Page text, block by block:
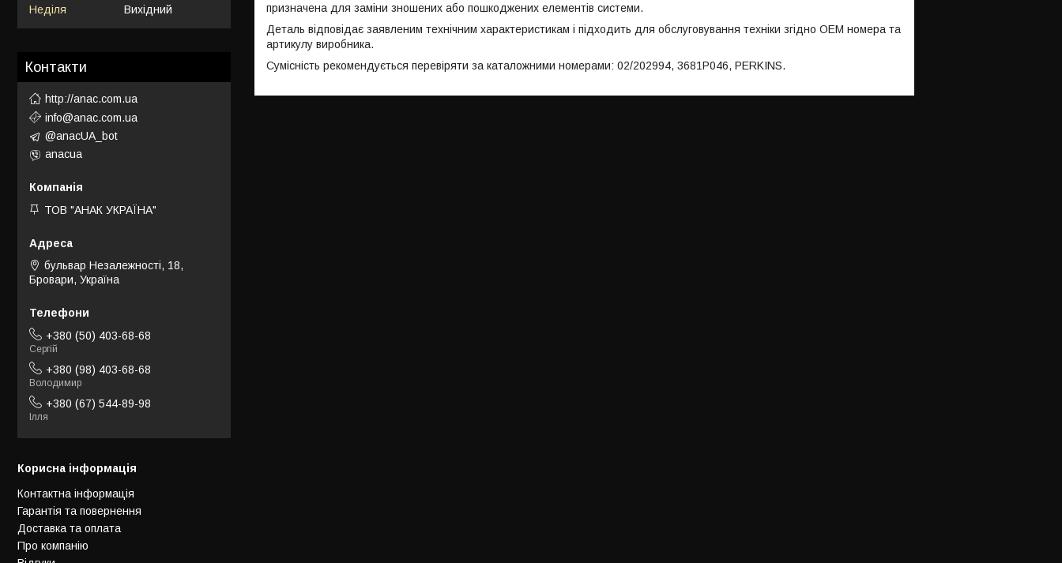
призначена для заміни зношених або пошкоджених елементів системи.
Деталь відповідає заявленим технічним характеристикам і підходить для обслуговування техніки згідно OEM номера та
артикулу виробника.
Сумісність рекомендується перевіряти за каталожними номерами: 02/202994, 3681P046, PERKINS.
Неділя
Вихідний
Контакти
http://anac.com.ua
info@anac.com.ua
@anacUA_bot
anacua
ТОВ "АНАК УКРАЇНА"
бульвар Незалежності, 18,
Бровари, Україна
+380 (50) 403-68-68
Сергій
+380 (98) 403-68-68
Володимир
+380 (67) 544-89-98
Ілля
Корисна інформація
Контактна інформація
Гарантія та повернення
Доставка та оплата
Про компанію